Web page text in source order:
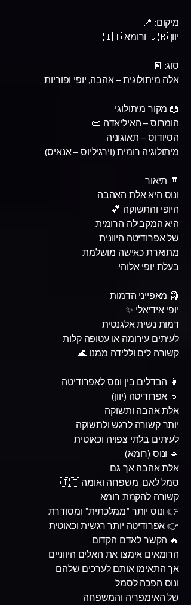
מיקום: 📍
יוון 🇬🇷 ורומא 🇮🇹
סוג: 🧾
אלה מיתולוגית – אהבה, יופי ופוריות
📖 מקור מיתולוגי
הומרוס – האיליאדה 📜
הסיודוס – תאוגוניה
מיתולוגיה רומית (וירגיליוס – אנאיס)
🧾 תיאור
ונוס היא אלת האהבה
היופי והתשוקה 💕
היא המקבילה הרומית
של אפרודיטה היוונית
מתוארת כאישה מושלמת
בעלת יופי אלוהי
🗿 מאפייני הדמות
יופי אידיאלי ✨
דמות נשית אלגנטית
לעיתים עירומה או עטופה קלות
קשורה לים וללידה ממנו 🌊
👩 הבדלים בין ונוס לאפרודיטה
🔹 אפרודיטה (יוון)
אלת אהבה ותשוקה
יותר קשורה לרגש ולתשוקה
לעיתים בלתי צפויה וכאוטית
🔹 ונוס (רומא)
אלת אהבה אך גם
סמל לאם, משפחה ואומה 🇮🇹
קשורה להקמת רומא
👉 ונוס יותר "ממלכתית" ומסודרת
👉 אפרודיטה יותר רגשית וכאוטית
🔥 הקשר לאדם הקדום
הרומאים אימצו את האלים היווניים
אך התאימו אותם לערכים שלהם
ונוס הפכה לסמל
של האימפריה והמשפחה